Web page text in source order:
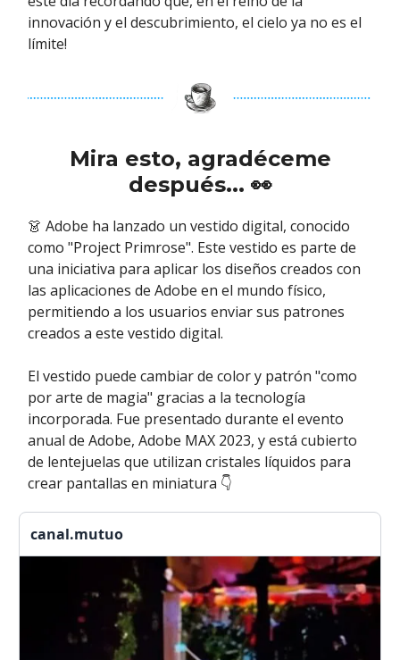
innovación y el descubrimiento, el cielo ya no es el
límite!
Mira esto, agradéceme
después... 👀
👗 Adobe ha lanzado un vestido digital, conocido
como "Project Primrose". Este vestido es parte de
una iniciativa para aplicar los diseños creados con
las aplicaciones de Adobe en el mundo físico,
permitiendo a los usuarios enviar sus patrones
creados a este vestido digital.
El vestido puede cambiar de color y patrón "como
por arte de magia" gracias a la tecnología
incorporada. Fue presentado durante el evento
anual de Adobe, Adobe MAX 2023, y está cubierto
de lentejuelas que utilizan cristales líquidos para
crear pantallas en miniatura 👇
canal.mutuo